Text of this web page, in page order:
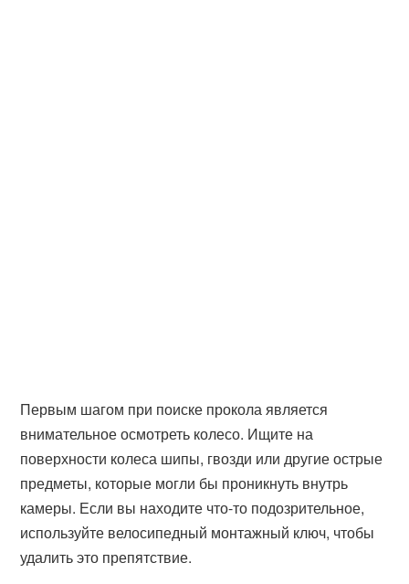
Первым шагом при поиске прокола является
внимательное осмотреть колесо. Ищите на
поверхности колеса шипы, гвозди или другие острые
предметы, которые могли бы проникнуть внутрь
камеры. Если вы находите что-то подозрительное,
используйте велосипедный монтажный ключ, чтобы
удалить это препятствие.